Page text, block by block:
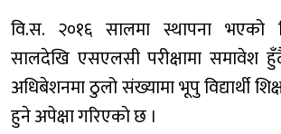
वि.स. २०१६ सालमा स्थापना भएको
सालदेखि एसएलसी परीक्षामा समावेश
अधिबेशनमा ठुलो संख्यामा भूपु विद्यार्थी
हुने अपेक्षा गरिएकाे छ ।